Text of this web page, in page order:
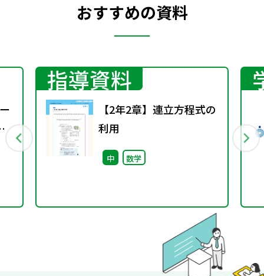
おすすめの資料
指導資料
【2年2章】連立方程式の
利用
中 数学